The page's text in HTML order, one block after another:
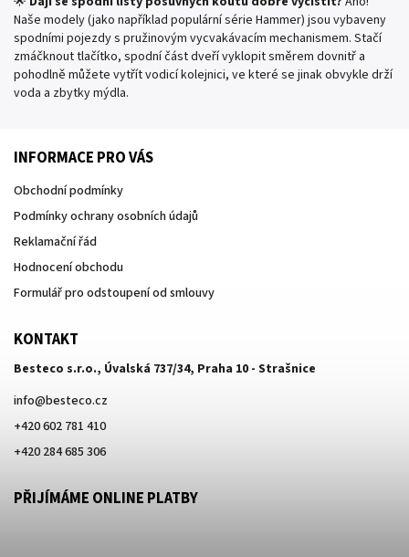
Naše modely (jako například populární série Hammer) jsou vybaveny
spodními pojezdy s pružinovým vycvakávacím mechanismem. Stačí
zmáčknout tlačítko, spodní část dveří vyklopit směrem dovnitř a
pohodlně můžete vytřít vodicí kolejnici, ve které se jinak obvykle drží
voda a zbytky mýdla.
INFORMACE PRO VÁS
Obchodní podmínky
Podmínky ochrany osobních údajů
Reklamační řád
Hodnocení obchodu
Formulář pro odstoupení od smlouvy
KONTAKT
Besteco s.r.o., Úvalská 737/34, Praha 10 - Strašnice
info@besteco.cz
+420 602 781 410
+420 284 685 306
PŘIJÍMÁME ONLINE PLATBY